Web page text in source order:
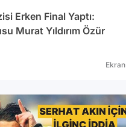
Erken Final Yaptı:
Murat Yıldırım Özür
Ekran